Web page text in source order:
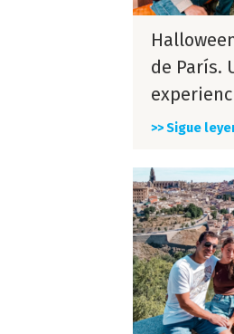
de París.
>> Sigue